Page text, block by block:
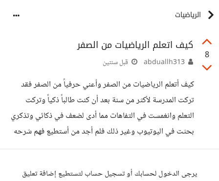
الرياضيات
8
كيف اتعلم الرياضيات من الصفر
قبل سنتين
كيف أتعلم الرياضيات من الصفر وأعني حرفياً من الصفر فقد
تركت المدرسة لأكثر من سنة بعد أن كنت طالباً ذكياً وتركت
التعلم وانغمست في التفاهات مما أدى لضعف في ذكائي وتذكري
بحثت في اليوتيوب وغير ذلك فلم أجد من أستطيع فهم شرحه
يرجى الدخول لحسابك أو تسجيل حساب لتستطيع إضافة تعليق